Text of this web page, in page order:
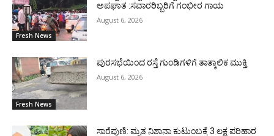
Fresh News
ಅಪಘಾತ :ಸವಾರರಿಬ್ಬರಿಗೆ ಗಂಭೀರ ಗಾಯ
August 6, 2026
Fresh News
ಪುರಸಭೆಯಿಂದ ರಸ್ತೆ ಗುಂಡಿಗಳಿಗೆ ತಾತ್ಕಾಲಿಕ ಮುಕ್ತಿ
August 6, 2026
ಸಾರೆಪುಣಿ: ಮೃತ ನಿಶಾನಾ ಕುಟುಂಬಕ್ಕೆ 3 ಲಕ್ಷ ಪರಿಹಾರ